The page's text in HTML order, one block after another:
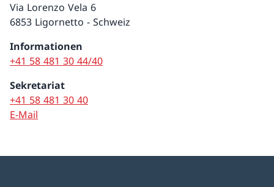
Via Lorenzo Vela 6
6853 Ligornetto - Schweiz
Informationen
+41 58 481 30 44/40
Sekretariat
+41 58 481 30 40
E-Mail